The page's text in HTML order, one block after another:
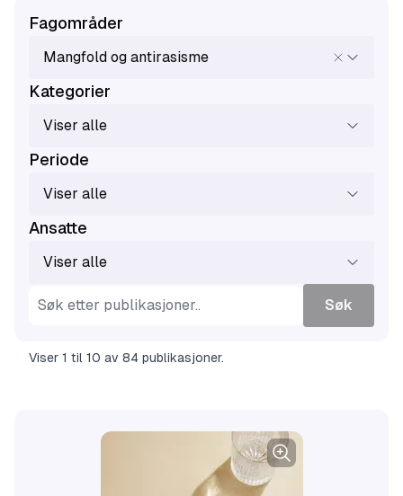
Fagområder
Mangfold og antirasisme
Kategorier
Viser alle
Periode
Viser alle
Ansatte
Viser alle
Søk
Viser 1 til 10 av 84 publikasjoner.